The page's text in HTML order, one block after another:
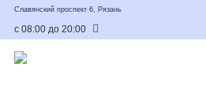
Славянский проспект 6, Рязань
с 08:00 до 20:00